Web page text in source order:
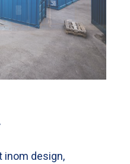
inom design,